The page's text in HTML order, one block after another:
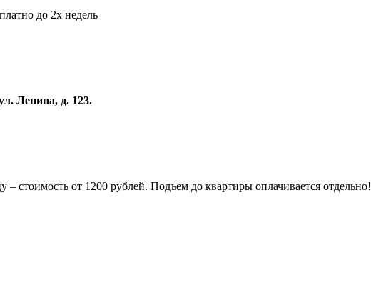
до 2х недель
Ленина, д. 123.
стоимость от 1200 рублей. Подъем до квартиры оплачивается отдельно!